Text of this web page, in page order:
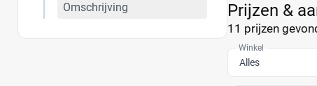
Prijzen &
11 prijzen
Winkel
Alles
Omschrijving